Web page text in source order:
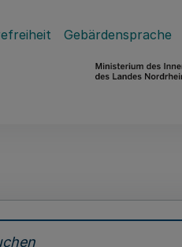
Gebärdensprache